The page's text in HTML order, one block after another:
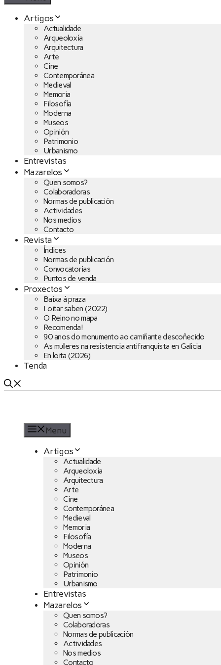
Artigos
Actualidade
Arqueoloxía
Arquitectura
Arte
Cine
Contemporánea
Medieval
Memoria
Filosofía
Moderna
Museos
Opinión
Patrimonio
Urbanismo
Entrevistas
Mazarelos
Quen somos?
Colaboradoras
Normas de publicación
Actividades
Nos medios
Contacto
Revista
Índices
Normas de publicación
Convocatorias
Puntos de venda
Proxectos
Baixa á praza
Loitar saben (2022)
O Reino no mapa
Recomenda!
90 anos do monumento ao camiñante descoñecido
As mulleres na resistencia antifranquista en Galicia
En loita (2026)
Tenda
Menu
Artigos
Actualidade
Arqueoloxía
Arquitectura
Arte
Cine
Contemporánea
Medieval
Memoria
Filosofía
Moderna
Museos
Opinión
Patrimonio
Urbanismo
Entrevistas
Mazarelos
Quen somos?
Colaboradoras
Normas de publicación
Actividades
Nos medios
Contacto